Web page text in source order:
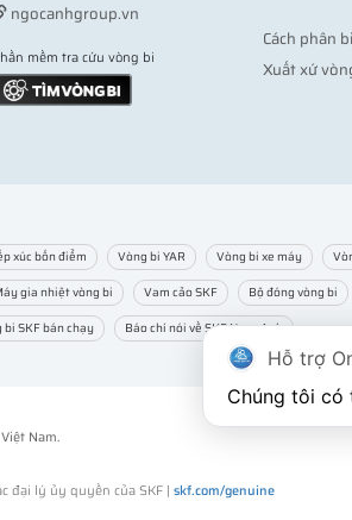
ngocanhgroup.vn
mềm tra cứu vòng bi
Cách phân
Xuất xứ
xúc bốn điểm Vòng bi YAR Vòng bi xe máy
gia nhiệt vòng bi Vam cảo SKF Bộ đóng vòng bi
bi SKF bán chạy Báo chí nói về SKF Ngọc Anh
Nam.
đại lý ủy quyền của SKF | skf.com/genuine
Hỗ trợ
Chúng tôi có